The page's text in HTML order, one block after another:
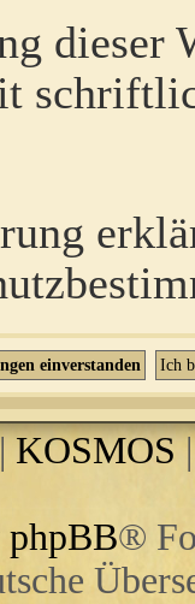
dieser
| KOSMOS
phpBB®